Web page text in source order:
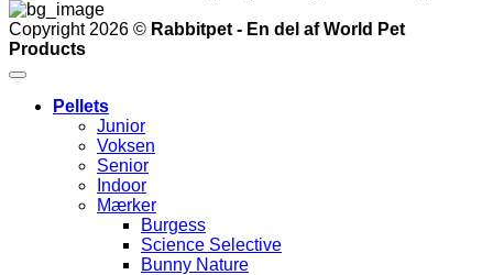
Copyright 2026 © Rabbitpet - En del af World Pet
Products
Pellets
Junior
Voksen
Senior
Indoor
Mærker
Burgess
Science Selective
Bunny Nature